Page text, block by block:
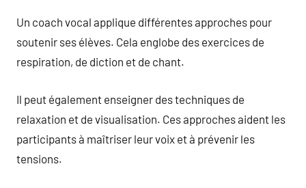
Un coach vocal applique différentes approches pour
soutenir ses élèves. Cela englobe des exercices de
respiration, de diction et de chant.
Il peut également enseigner des techniques de
relaxation et de visualisation. Ces approches aident les
participants à maîtriser leur voix et à prévenir les
tensions.